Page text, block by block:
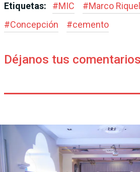
Etiquetas: #MIC #Marco
#Concepción #cemento
Déjanos tus